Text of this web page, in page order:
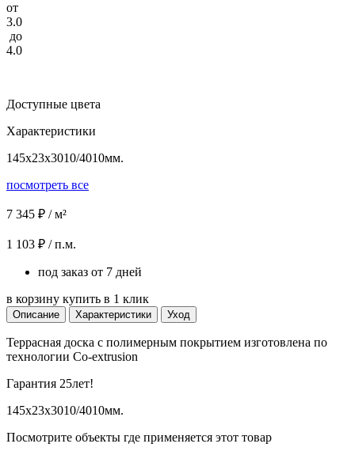
от
3.0
до
4.0
Доступные цвета
Характеристики
145x23x3010/4010мм.
посмотреть все
7 345 ₽ / м²
1 103 ₽ / п.м.
под заказ от 7 дней
в корзину купить в 1 клик
Описание Характеристики Уход
Террасная доска с полимерным покрытием изготовлена по
технологии Co-extrusion
Гарантия 25лет!
145x23x3010/4010мм.
Посмотрите объекты где применяется этот товар